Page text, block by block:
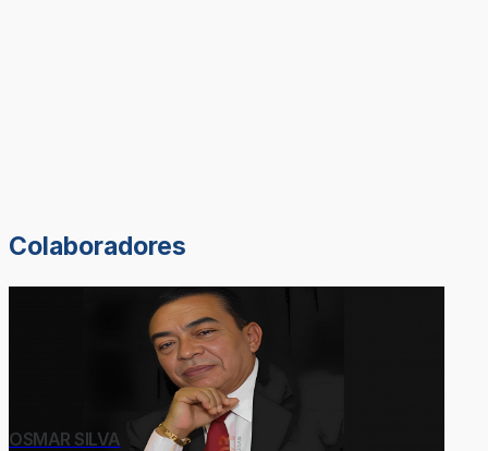
Colaboradores
OSMAR SILVA